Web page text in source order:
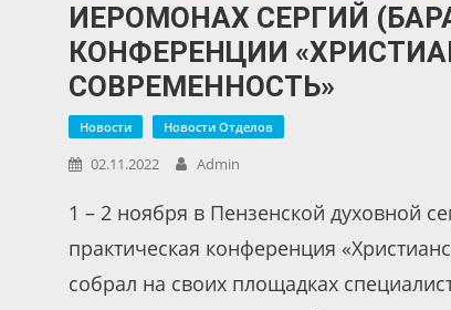
ИЕРОМОНАХ СЕРГИЙ
КОНФЕРЕНЦИИ
СОВРЕМЕННОСТЬ»
Новости Новости Отделов
02.11.2022 Admin
1 – 2 ноября в Пензенской духовной
практическая конференция
собрал на своих площадках